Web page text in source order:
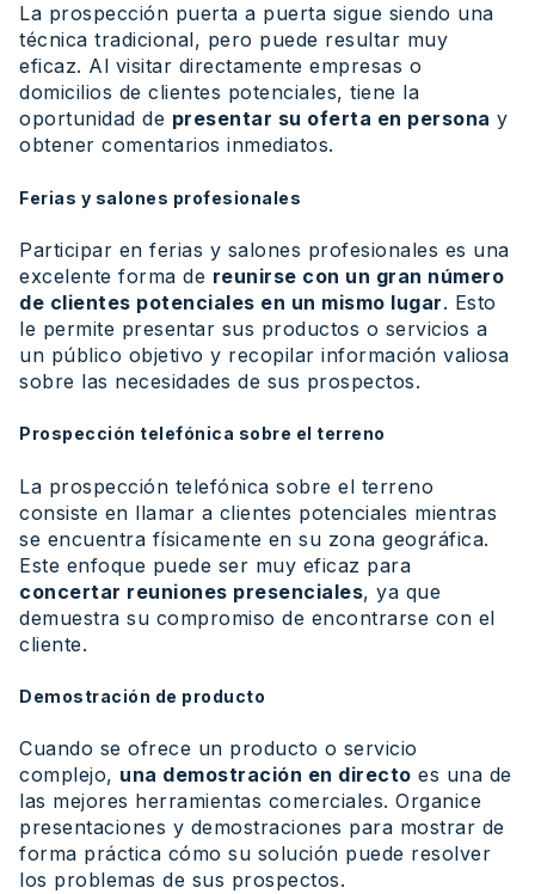
La prospección puerta a puerta sigue siendo una
técnica tradicional, pero puede resultar muy
eficaz. Al visitar directamente empresas o
domicilios de clientes potenciales, tiene la
oportunidad de presentar su oferta en persona y
obtener comentarios inmediatos.
Ferias y salones profesionales
Participar en ferias y salones profesionales es una
excelente forma de reunirse con un gran número
de clientes potenciales en un mismo lugar. Esto
le permite presentar sus productos o servicios a
un público objetivo y recopilar información valiosa
sobre las necesidades de sus prospectos.
Prospección telefónica sobre el terreno
La prospección telefónica sobre el terreno
consiste en llamar a clientes potenciales mientras
se encuentra físicamente en su zona geográfica.
Este enfoque puede ser muy eficaz para
concertar reuniones presenciales, ya que
demuestra su compromiso de encontrarse con el
cliente.
Demostración de producto
Cuando se ofrece un producto o servicio
complejo, una demostración en directo es una de
las mejores herramientas comerciales. Organice
presentaciones y demostraciones para mostrar de
forma práctica cómo su solución puede resolver
los problemas de sus prospectos.